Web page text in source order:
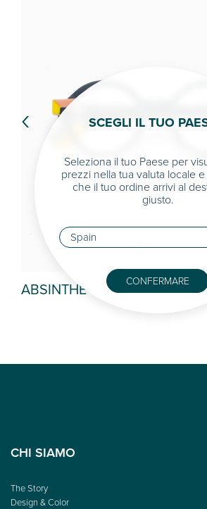
ABSINTHE
‹
CHI SIAMO
The Story
Design & Color
SCEGLI IL TUO
Seleziona il tuo Paese per
prezzi nella tua valuta locale
che il tuo ordine arrivi al
giusto.
CONFERMARE